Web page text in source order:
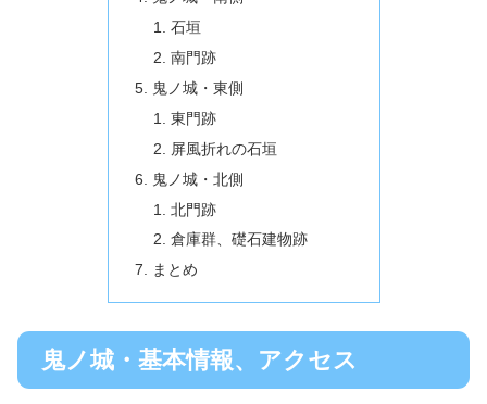
石垣
南門跡
鬼ノ城・東側
東門跡
屏風折れの石垣
鬼ノ城・北側
北門跡
倉庫群、礎石建物跡
まとめ
鬼ノ城・基本情報、アクセス